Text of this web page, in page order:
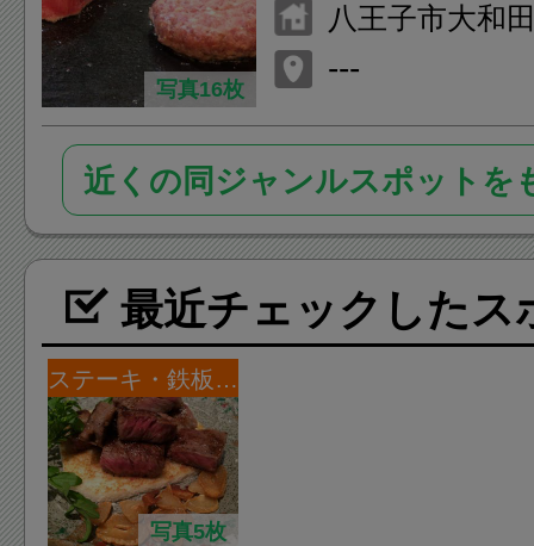
写真16枚
八王子市大和
---
近くの同ジャンルスポットを
最近チェックしたス
ステーキ・鉄板焼き
写真5枚